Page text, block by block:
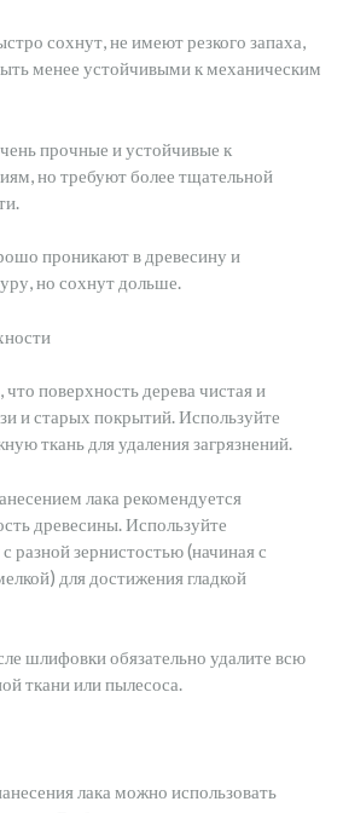
сохнут, не имеют резкого запаха,
менее устойчивыми к механическим
прочные и устойчивые к
но требуют более тщательной
проникают в древесину и
но сохнут дольше.
что поверхность дерева чистая и
и старых покрытий. Используйте
ткань для удаления загрязнений.
лака рекомендуется
древесины. Используйте
разной зернистостью (начиная с
для достижения гладкой
шлифовки обязательно удалите всю
ткани или пылесоса.
лака можно использовать